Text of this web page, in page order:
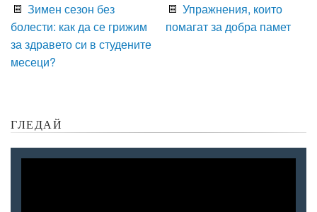
Зимен сезон без
болести: как да се грижим
за здравето си в студените
месеци?
Упражнения, които
помагат за добра памет
ГЛЕДАЙ